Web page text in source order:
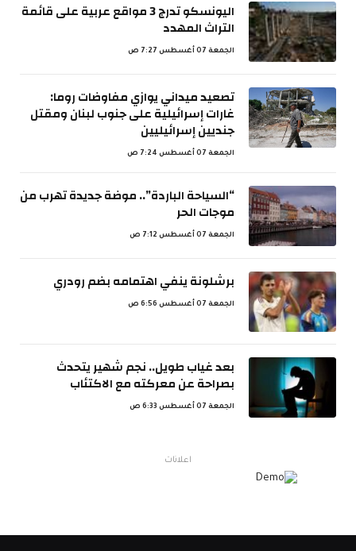
اليونسكو تدرج 3 مواقع عربية على قائمة
التراث المهدد
الجمعة 07 أغسطس 7:27 ص
تصعيد ميداني يوازي مفاوضات روما:
غارات إسرائيلية على جنوب لبنان ومقتل
جنديين إسرائيليين
الجمعة 07 أغسطس 7:24 ص
“السياحة الباردة”.. موضة جديدة تهرب من
موجات الحر
الجمعة 07 أغسطس 7:12 ص
برشلونة ينفي اهتمامه بضم رودري
الجمعة 07 أغسطس 6:56 ص
بعد غياب طويل.. نجم شهير يتحدث
بصراحة عن معركته مع الاكتئاب
الجمعة 07 أغسطس 6:33 ص
اعلانات